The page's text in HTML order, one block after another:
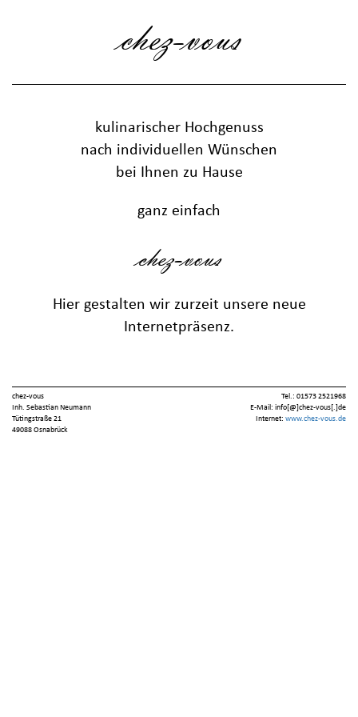
chez-vous
kulinarischer Hochgenuss
nach individuellen Wünschen
bei Ihnen zu Hause
ganz einfach
chez-vous
Hier gestalten wir zurzeit unsere neue
Internetpräsenz.
chez-vous
Inh. Sebastian Neumann
Tütingstraße 21
49088 Osnabrück
Tel.: 01573 2521968
E-Mail: info[@]chez-vous[.]de
Internet: www.chez-vous.de